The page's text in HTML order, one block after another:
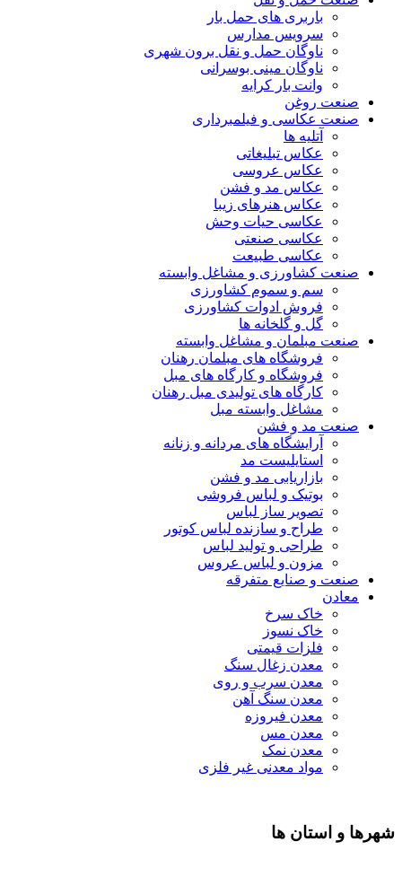
باربری های حمل بار
سرویس مدارس
ناوگان حمل و نقل برون شهری
ناوگان مینی بوسرانی
وانت بار کرایه
صنعت روغن
صنعت عکاسی و فیلمبرداری
آتلیه ها
عکاس تبلیغاتی
عکاس عروسی
عکاس مد و فشن
عکاس هنرهای زیبا
عکاسی حیات وحش
عکاسی صنعتی
عکاسی طبیعت
صنعت کشاورزی و مشاغل وابسته
سم و سموم کشاورزی
فروش ادوات کشاورزی
گل و گلخانه ها
صنعت مبلمان و مشاغل وابسته
فروشگاه های مبلمان رهنان
فروشگاه و کارگاه های مبل
کارگاه های تولیدی مبل رهنان
مشاغل وابسته مبل
صنعت مد و فشن
آرایشگاه های مردانه و زنانه
استایلیست مد
بازاریابی مد و فشن
بوتیک و لباس فروشی
تصویر ساز لباس
طراح و سازنده لباس کوتور
طراحی و تولید لباس
مزون و لباس عروس
صنعت و صنایع متفرقه
معادن
خاک سرخ
خاک نسوز
فلزات قیمتی
معدن زغال سنگ
معدن سرب و روی
معدن سنگ آهن
معدن فیروزه
معدن مس
معدن نمک
مواد معدنی غیر فلزی
شهرها و استان ها